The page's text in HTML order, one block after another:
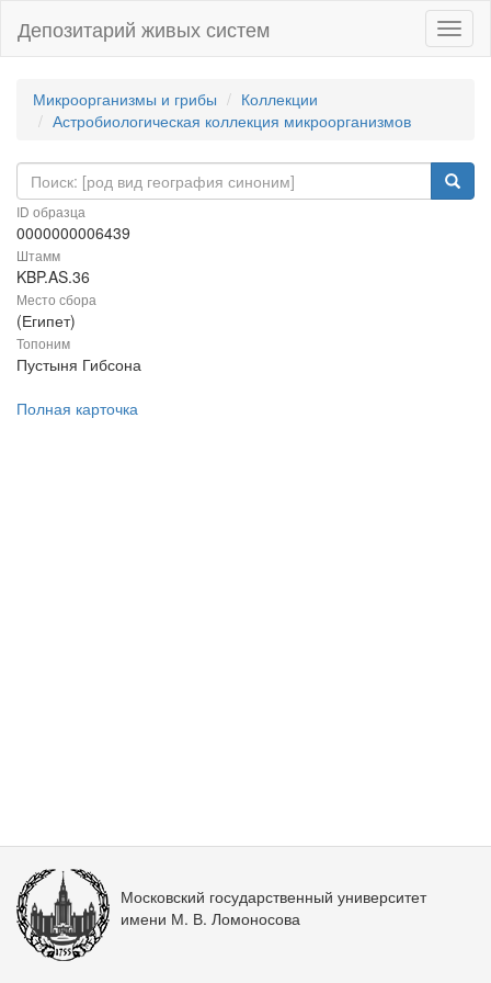
Депозитарий живых систем
Микроорганизмы и грибы
Коллекции
Астробиологическая коллекция микроорганизмов
ID образца
0000000006439
Штамм
KBP.AS.36
Место сбора
(Египет)
Топоним
Пустыня Гибсона
Полная карточка
Московский государственный университет
имени М. В. Ломоносова